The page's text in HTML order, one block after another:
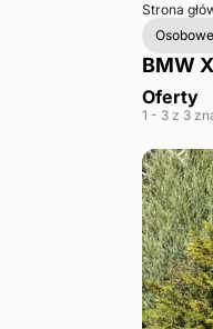
Strona
Osobowe
BMW
Oferty
1 - 3 z 3